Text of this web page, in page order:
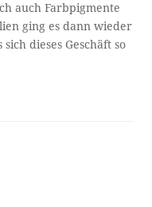
auch Farbpigmente
ging es dann wieder
dieses Geschäft so